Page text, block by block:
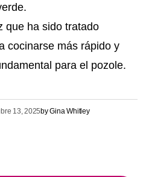
que ha sido tratado
cocinarse más rápido y
para el pozole.
13, 2025byGina Whitley